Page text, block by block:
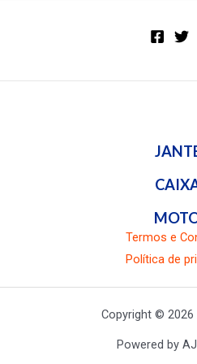
Termos e
Política de
Copyright ©
Powered by